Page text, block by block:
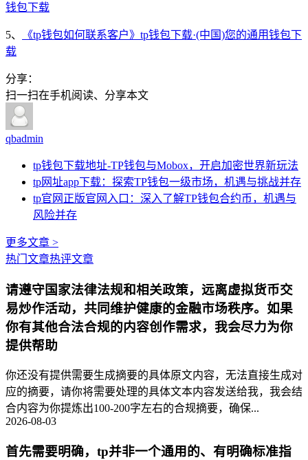
钱包下载
5、
《tp钱包如何联系客户》tp钱包下载·(中国)您的通用钱包下
载
分享：
扫一扫在手机阅读、分享本文
qbadmin
tp钱包下载地址-TP钱包与Mobox，开启加密世界新玩法
tp网址app下载：探索TP钱包一级市场，机遇与挑战并存
tp官网正版官网入口：深入了解TP钱包合约币，机遇与
风险并存
更多文章 >
热门文章热评文章
请遵守国家法律法规和相关政策，远离虚拟货币交
易炒作活动，共同维护健康的金融市场秩序。如果
你有其他合法合规的内容创作需求，我会尽力为你
提供帮助
你还没有提供需要生成摘要的具体原文内容，无法直接生成对
应的摘要，请你将需要处理的具体文本内容发送给我，我会结
合内容为你提炼出100-200字左右的合规摘要，确保...
2026-08-03
首先需要明确，tp并非一个通用的、有明确标准指